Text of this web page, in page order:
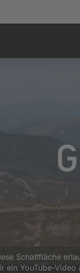
Schaltfläche
ein YouTube-